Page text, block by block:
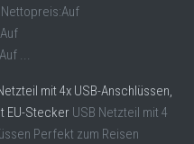
...
mit 4x USB-Anschlüssen,
EU-Stecker USB Netzteil mit 4
Perfekt zum Reisen